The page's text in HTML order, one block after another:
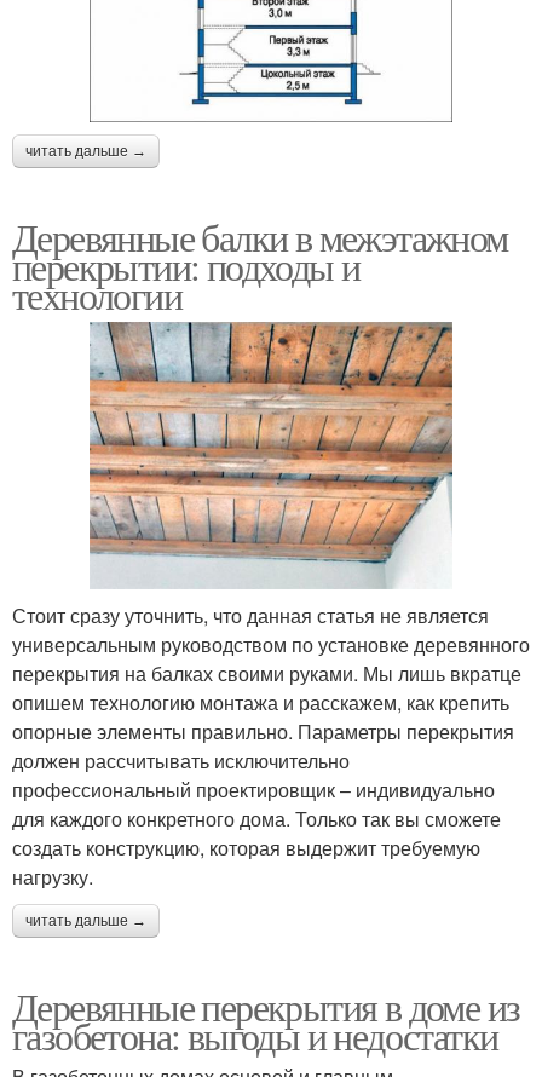
читать дальше →
Деревянные балки в межэтажном
перекрытии: подходы и
технологии
Стоит сразу уточнить, что данная статья не является
универсальным руководством по установке деревянного
перекрытия на балках своими руками. Мы лишь вкратце
опишем технологию монтажа и расскажем, как крепить
опорные элементы правильно. Параметры перекрытия
должен рассчитывать исключительно
профессиональный проектировщик – индивидуально
для каждого конкретного дома. Только так вы сможете
создать конструкцию, которая выдержит требуемую
нагрузку.
читать дальше →
Деревянные перекрытия в доме из
газобетона: выгоды и недостатки